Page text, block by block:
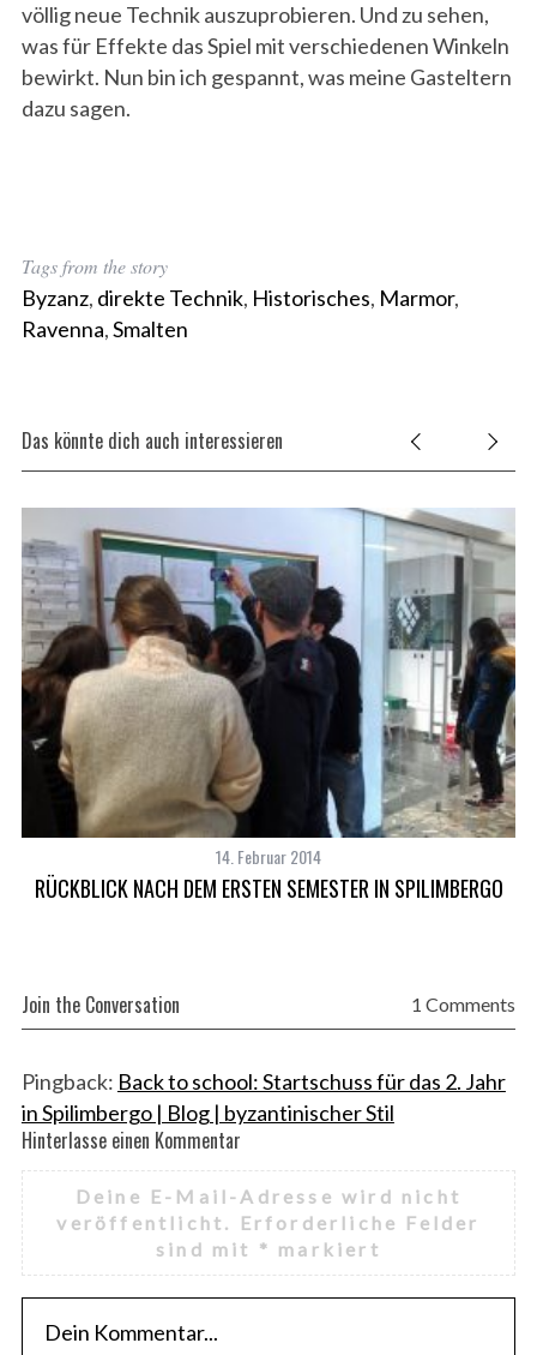
völlig neue Technik auszuprobieren. Und zu sehen,
was für Effekte das Spiel mit verschiedenen Winkeln
bewirkt. Nun bin ich gespannt, was meine Gasteltern
dazu sagen.
Tags from the story
Byzanz, direkte Technik, Historisches, Marmor,
Ravenna,Smalten
Das könnte dich auch interessieren
14. Februar 2014
RÜCKBLICK NACH DEM ERSTEN SEMESTER IN SPILIMBERGO
Join the Conversation 1 Comments
Pingback: Back to school: Startschuss für das 2. Jahr
in Spilimbergo | Blog | byzantinischer Stil
H
i
n
t
e
r
Hinterlasse einen Kommentar
Deine E-Mail-Adresse wird nicht
veröffentlicht.
Erforderliche Felder
sind mit * markiert